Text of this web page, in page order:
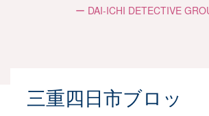
ご連絡ください。
ご面談時間や場所、方法を調整さ
ー DAI-ICHI DETECTIVE
三重四日市ブロッ